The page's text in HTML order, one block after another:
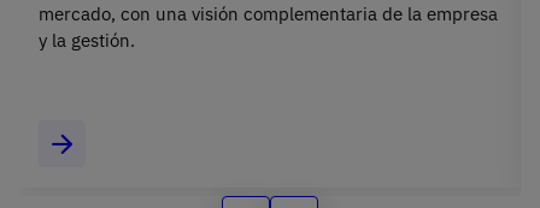
mercado, con una visión complementaria de la empresa
y la gestión.